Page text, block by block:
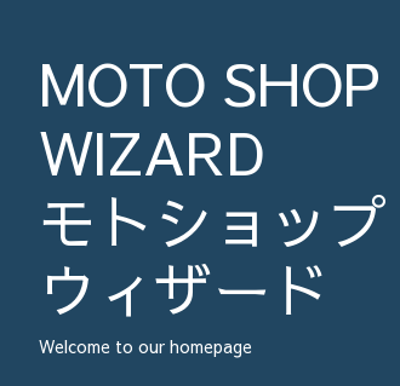
MOTO SHOP
WIZARD
モトショップ
ウィザード
Welcome to our homepage